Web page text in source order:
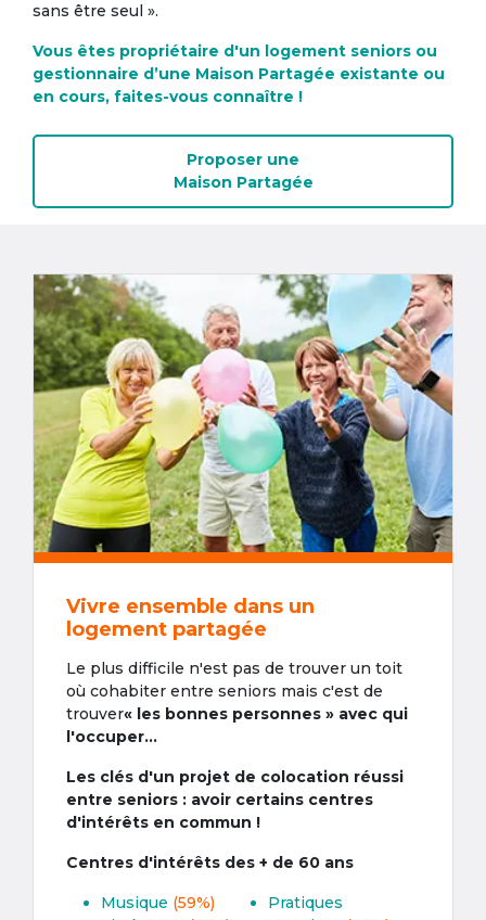
sans être seul ».
Vous êtes propriétaire d'un logement seniors ou
gestionnaire d’une Maison Partagée existante ou
en cours, faites-vous connaître !
Proposer une
Maison Partagée
Vivre ensemble dans un
logement partagée
Le plus difficile n'est pas de trouver un toit
où cohabiter entre seniors mais c'est de
trouver« les bonnes personnes » avec qui
l'occuper...
Les clés d'un projet de colocation réussi
entre seniors : avoir certains centres
d'intérêts en commun !
Centres d'intérêts des + de 60 ans
Musique (59%)
Pratiques